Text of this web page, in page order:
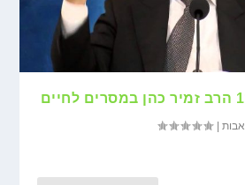
אבות |